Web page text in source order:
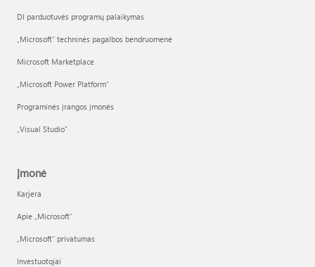
DI parduotuvės programų palaikymas
„Microsoft“ techninės pagalbos bendruomenė
Microsoft Marketplace
„Microsoft Power Platform“
Programinės įrangos įmonės
„Visual Studio“
Įmonė
Karjera
Apie „Microsoft“
„Microsoft“ privatumas
Investuotojai